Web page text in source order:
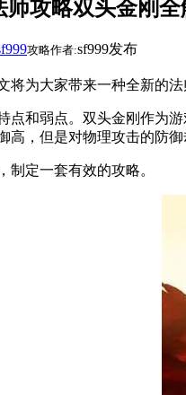
攻略双头金刚全
攻略作者:sf999发布
将为大家带来一种全新的
点和弱点。双头金刚作为
高，但是对物理攻击的防御
制定一套有效的攻略。